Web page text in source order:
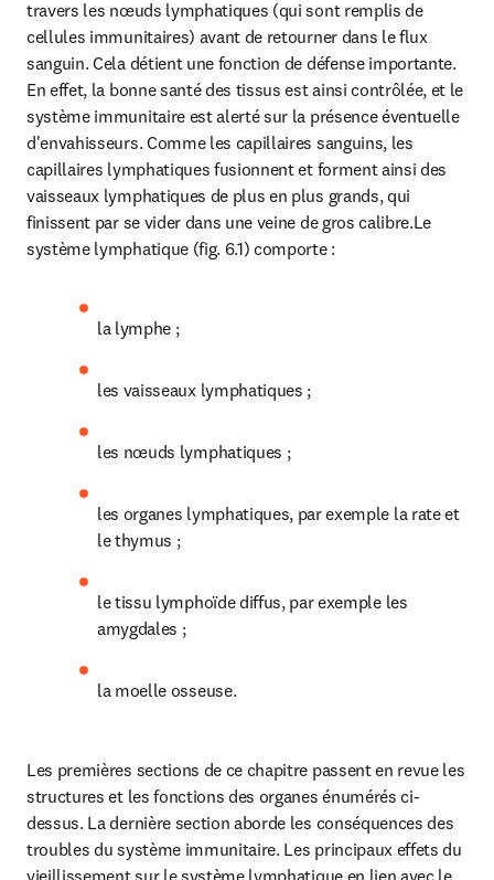
travers les nœuds lymphatiques (qui sont remplis de
cellules immunitaires) avant de retourner dans le flux
sanguin. Cela détient une fonction de défense importante.
En effet, la bonne santé des tissus est ainsi contrôlée, et le
système immunitaire est alerté sur la présence éventuelle
d'envahisseurs. Comme les capillaires sanguins, les
capillaires lymphatiques fusionnent et forment ainsi des
vaisseaux lymphatiques de plus en plus grands, qui
finissent par se vider dans une veine de gros calibre.Le
système lymphatique (fig. 6.1) comporte :
la lymphe ;
les vaisseaux lymphatiques ;
les nœuds lymphatiques ;
les organes lymphatiques, par exemple la rate et
le thymus ;
le tissu lymphoïde diffus, par exemple les
amygdales ;
la moelle osseuse.
Les premières sections de ce chapitre passent en revue les
structures et les fonctions des organes énumérés ci-
dessus. La dernière section aborde les conséquences des
troubles du système immunitaire. Les principaux effets du
vieillissement sur le système lymphatique en lien avec le